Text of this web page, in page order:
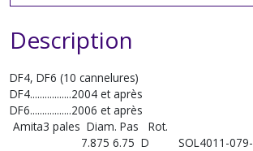
Description
DF4, DF6 (10 cannelures)
DF4.................2004 et après
DF6.................2006 et après
Amita3 pales Diam. Pas Rot.
7.875 6.75 D SOL4011-079-